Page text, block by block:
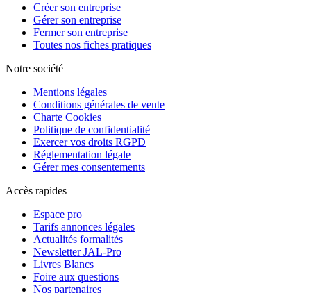
Créer son entreprise
Gérer son entreprise
Fermer son entreprise
Toutes nos fiches pratiques
Notre société
Mentions légales
Conditions générales de vente
Charte Cookies
Politique de confidentialité
Exercer vos droits RGPD
Réglementation légale
Gérer mes consentements
Accès rapides
Espace pro
Tarifs annonces légales
Actualités formalités
Newsletter JAL-Pro
Livres Blancs
Foire aux questions
Nos partenaires